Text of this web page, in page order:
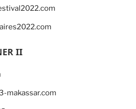
II
makassar.com